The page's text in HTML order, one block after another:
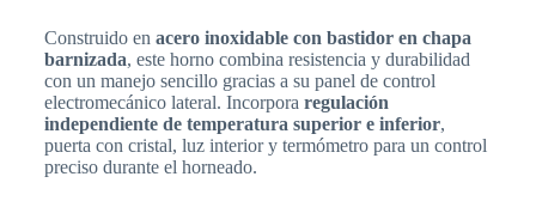
Construido en acero inoxidable con bastidor en chapa
barnizada, este horno combina resistencia y durabilidad
con un manejo sencillo gracias a su panel de control
electromecánico lateral. Incorpora regulación
independiente de temperatura superior e inferior,
puerta con cristal, luz interior y termómetro para un control
preciso durante el horneado.